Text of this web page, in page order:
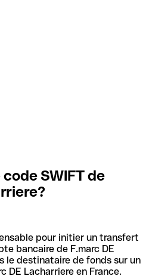
SWIFT de
pour initier un transfert
bancaire de F.marc DE
le destinataire de fonds sur un
DE Lacharriere en France.